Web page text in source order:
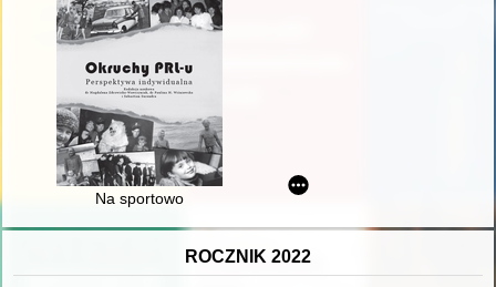
Na sportowo
ROCZNIK 2022